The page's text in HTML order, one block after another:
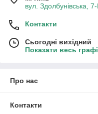
вул. Здолбунівська,
Контакти
Сьогодні вихідний
Показати весь
Про нас
Контакти